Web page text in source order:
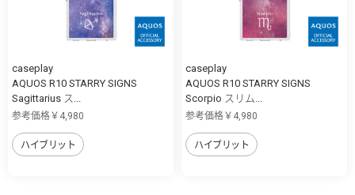
caseplay
AQUOS R10 STARRY SIGNS
Sagittarius ス...
参考価格￥4,980
ハイブリット
caseplay
AQUOS R10 STARRY SIGNS
Scorpio スリム...
参考価格￥4,980
ハイブリット